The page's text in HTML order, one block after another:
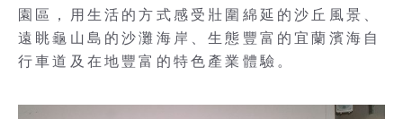
園區，用生活的方式感受壯圍綿延的沙丘風景、
遠眺龜山島的沙灘海岸、生態豐富的宜蘭濱海自
行車道及在地豐富的特色產業體驗。